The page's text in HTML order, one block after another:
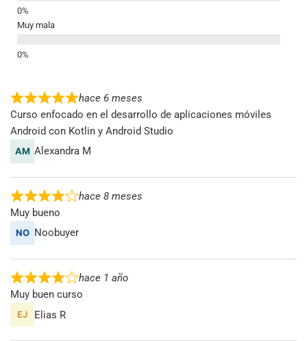
Muy mala
hace 6 meses
Curso enfocado en el desarrollo de aplicaciones móviles
Android con Kotlin y Android Studio
Alexandra M
hace 8 meses
Muy bueno
Noobuyer
hace 1 año
Muy buen curso
Elias R